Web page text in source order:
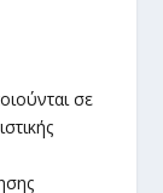
σε